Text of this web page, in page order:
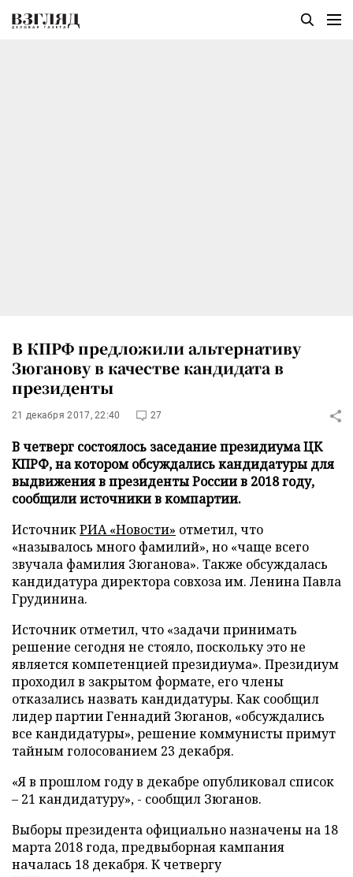
В КПРФ предложили альтернативу
Зюганову в качестве кандидата в
президенты
21 декабря 2017, 22:40 27
В четверг состоялось заседание президиума ЦК
КПРФ, на котором обсуждались кандидатуры для
выдвижения в президенты России в 2018 году,
сообщили источники в компартии.
ИсточникРИА «Новости» отметил, что
«называлось много фамилий», но «чаще всего
звучала фамилия Зюганова». Также обсуждалась
кандидатура директора совхоза им. Ленина Павла
Грудинина.
Источник отметил, что «задачи принимать
решение сегодня не стояло, поскольку это не
является компетенцией президиума». Президиум
проходил в закрытом формате, его члены
отказались назвать кандидатуры. Как сообщил
лидер партии Геннадий Зюганов, «обсуждались
все кандидатуры», решение коммунисты примут
тайным голосованием 23 декабря.
«Я в прошлом году в декабре опубликовал список
– 21 кандидатуру», - сообщил Зюганов.
Выборы президента официально назначены на 18
марта 2018 года, предвыборная кампания
началась 18 декабря. К четвергу